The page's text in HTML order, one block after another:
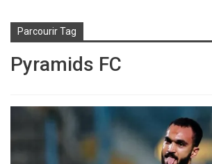
Parcourir Tag
Pyramids FC